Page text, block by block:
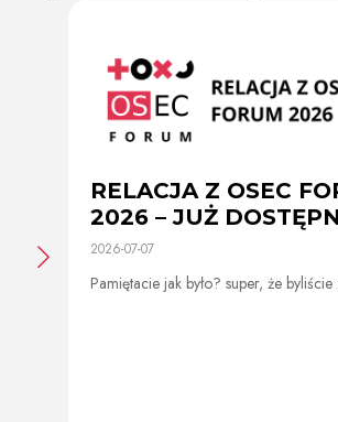
RELACJA Z OSEC
2026 – JUŻ
2026-07-07
Pamiętacie jak było? super, że